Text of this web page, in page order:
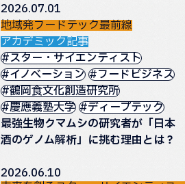
2026.07.01
地域発フードテック最前線
アカデミック記事
#スター・サイエンティスト
#イノベーション #フードビジネス
#鶴岡食文化創造研究所
#慶應義塾大学 #ディープテック
最強生物クマムシの研究者が「日本
酒のゲノム解析」に挑む理由とは？
2026.06.10